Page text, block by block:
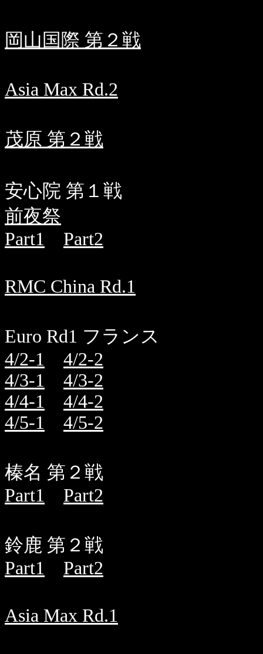
岡山国際 第２戦
Asia Max Rd.2
茂原 第２戦
安心院 第１戦
前夜祭
Part1
Part2
RMC China Rd.1
Euro Rd1 フランス
4/2-1
4/2-2
4/3-1
4/3-2
4/4-1
4/4-2
4/5-1
4/5-2
榛名 第２戦
Part1
Part2
鈴鹿 第２戦
Part1
Part2
Asia Max Rd.1